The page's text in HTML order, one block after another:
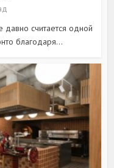
считается одной
благодаря...